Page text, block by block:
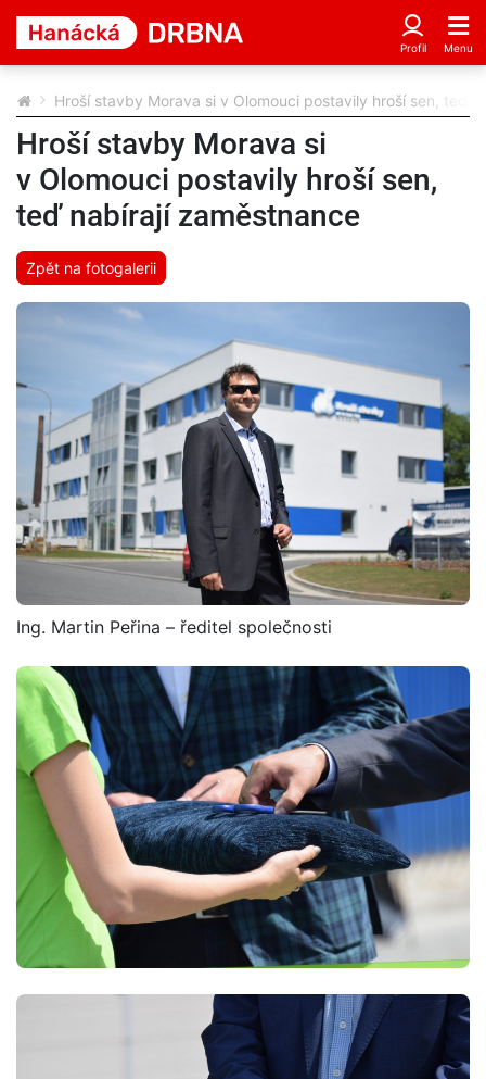
Hroší stavby Morava si v Olomouci postavily hroší sen, teď
Hroší stavby Morava si
v Olomouci postavily hroší sen,
teď nabírají zaměstnance
Zpět na fotogalerii
Ing. Martin Peřina – ředitel společnosti